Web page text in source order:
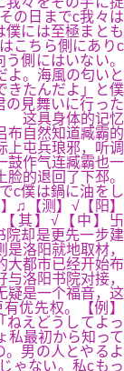
の日までc我々は
僕には至極まとも
こちら側にありc
側にはいない。
よ。海風の匂いと
きたんだよ」と僕
の見舞いに行った
这具身体的记忆
布自然知道臧霸的
上屯兵琅邪，听调
鼓作气连臧霸也一
的退回了下邳。
c僕は鍋に油をし
♫【测】√【阳】
其】√【中】卐
却是更先一步建
洛阳就地取材，
大都市已经开始布
洛阳书院对接，
疑是一个福音，这
优先权。【例】
えどうしてよっ
私最初から知って
男の人とやるよ
ゃない。私cもっ